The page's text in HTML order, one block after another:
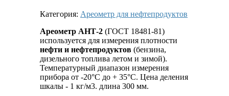
Категория: Ареометр для нефтепродуктов
Ареометр АНТ-2 (ГОСТ 18481-81)
используется для измерения плотности
нефти и нефтепродуктов (бензина,
дизельного топлива летом и зимой).
Температурный диапазон измерения
прибора от -20°С до + 35°С. Цена деления
шкалы - 1 кг/м3. длина 300 мм.